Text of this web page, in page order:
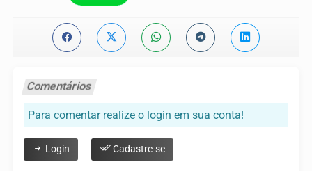
Comentários
Para comentar realize o login em sua conta!
Login Cadastre-se